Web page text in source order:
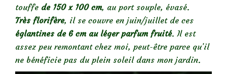
touffe de 150 x 100 cm, au port souple, évasé.
Très florifère, il se couvre en juin/juillet de ces
églantines de 6 cm au léger parfum fruité. Il est
assez peu remontant chez moi, peut-être parce qu’il
ne bénéficie pas du plein soleil dans mon jardin.